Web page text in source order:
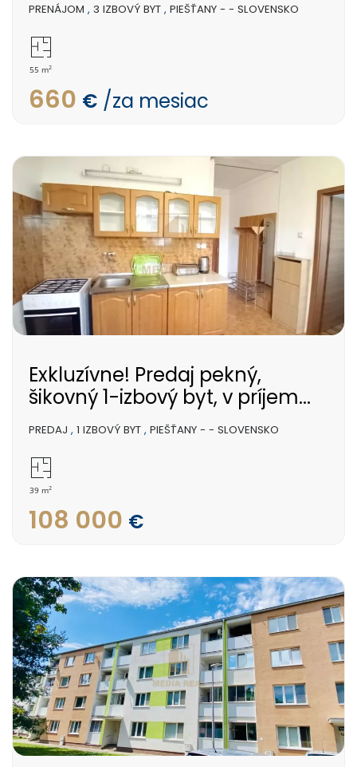
PRENÁJOM , 3 IZBOVÝ BYT , PIEŠŤANY - - SLOVENSKO
55 m2
660 € /za mesiac
Exkluzívne! Predaj pekný,
šikovný 1-izbový byt, v príjem...
PREDAJ , 1 IZBOVÝ BYT , PIEŠŤANY - - SLOVENSKO
39 m2
108 000 €